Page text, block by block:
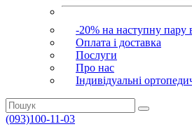
-20% на наступну пару
Оплата і доставка
Послуги
Про нас
Індивідуальні
(093)100-11-03